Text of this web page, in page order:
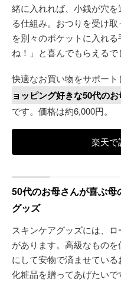
緒に入れれば、小銭が穴
る仕組み。おつりを受け
を別々のポケットに入れ
ね！」と喜んでもらえるで
快適なお買い物をサポート
ョッピング好きな50代の
です。価格は約6,000円。
楽天で
50代のお母さんが喜ぶ
グッズ
スキンケアグッズには、
があります。高級なもの
にして安物で済ませてい
化粧品を贈ってあげたいで